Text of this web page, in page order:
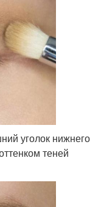
уголок нижнего
теней